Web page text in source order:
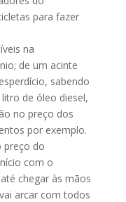
para fazer
na
de um acinte
sabendo
de óleo diesel,
no preço dos
por exemplo.
preço do
com o
chegar às mãos
arcar com todos